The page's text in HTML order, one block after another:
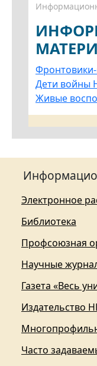
Дети войны
Живые
Электронное
Библиотека
Профсоюзная
Научные
Газета «Весь
Издательство
Часто